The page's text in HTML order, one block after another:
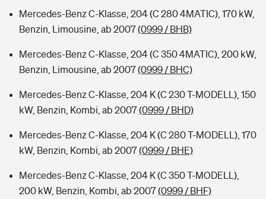
Mercedes-Benz C-Klasse, 204 (C 280 4MATIC), 170 kW,
Benzin, Limousine, ab 2007(0999 / BHB)
Mercedes-Benz C-Klasse, 204 (C 350 4MATIC), 200 kW,
Benzin, Limousine, ab 2007(0999 / BHC)
Mercedes-Benz C-Klasse, 204 K (C 230 T-MODELL), 150
kW, Benzin, Kombi, ab 2007(0999 / BHD)
Mercedes-Benz C-Klasse, 204 K (C 280 T-MODELL), 170
kW, Benzin, Kombi, ab 2007(0999 / BHE)
Mercedes-Benz C-Klasse, 204 K (C 350 T-MODELL),
200 kW, Benzin, Kombi, ab 2007(0999 / BHF)